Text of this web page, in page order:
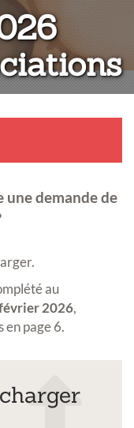
demande de
au
2026,
en page 6.